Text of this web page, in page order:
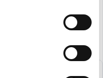
og så kan du se en